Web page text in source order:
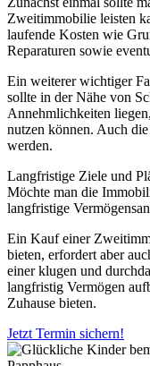
Zweitimmobilie leisten
laufende Kosten wie
Reparaturen sowie
Ein weiterer wichtiger
sollte in der Nähe von
Annehmlichkeiten
nutzen können. Auch
werden.
Langfristige Ziele und
Möchte man die
langfristige
Ein Kauf einer
bieten, erfordert aber
einer klugen und
langfristig Vermögen
Zuhause bieten.
Jetzt Termin sichern!